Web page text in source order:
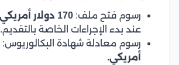
رسوم فتح ملف: 170 دولار أمريكي،
عند بدء الإجراءات الخاصة بالتقديم.
رسوم معادلة شهادة البكالوريوس:
أمريكي.